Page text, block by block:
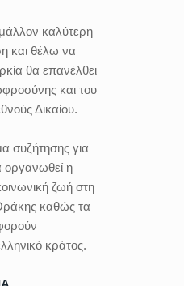
μάλλον καλύτερη
και θέλω να
θα επανέλθει
και του
Δικαίου.
συζήτησης για
οργανωθεί η
ζωή στη
καθώς τα
κράτος.